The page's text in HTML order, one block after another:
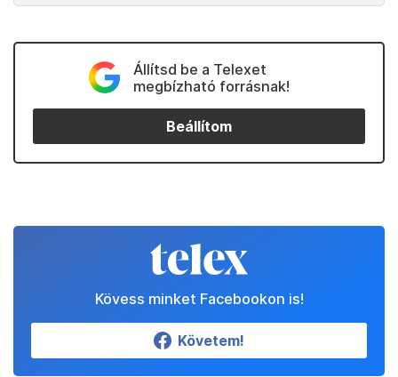
Állítsd be a Telexet
megbízható forrásnak!
Beállítom
Kövess minket Facebookon is!
Követem!